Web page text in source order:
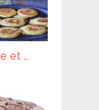
et …